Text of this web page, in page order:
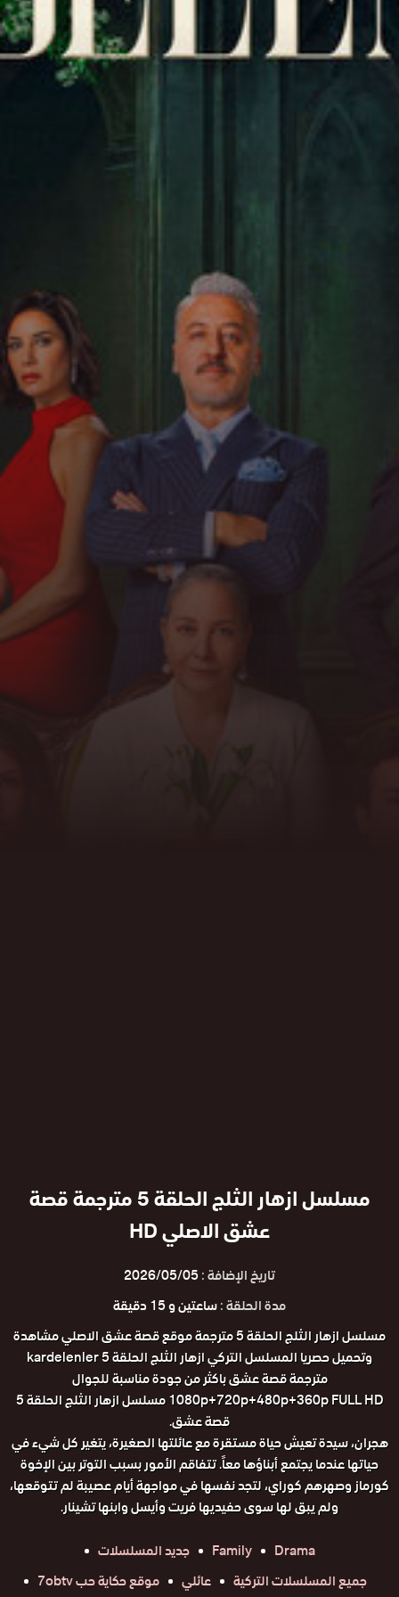
مسلسل ازهار الثلج الحلقة 5 مترجمة قصة
عشق الاصلي HD
تاريخ الإضافة :2026/05/05
مدة الحلقة :ساعتين و 15 دقيقة
مسلسل ازهار الثلج الحلقة 5 مترجمة موقع قصة عشق الاصلي مشاهدة
وتحميل حصريا المسلسل التركي ازهار الثلج الحلقة 5 kardelenler
مترجمة قصة عشق باكثر من جودة مناسبة للجوال
1080p+720p+480p+360p FULL HD مسلسل ازهار الثلج الحلقة 5
قصة عشق.
هجران، سيدة تعيش حياة مستقرة مع عائلتها الصغيرة، يتغير كل شيء في
حياتها عندما يجتمع أبناؤها معاً. تتفاقم الأمور بسبب التوتر بين الإخوة
كورماز وصهرهم كوراي، لتجد نفسها في مواجهة أيام عصيبة لم تتوقعها،
ولم يبق لها سوى حفيديها فريت وأيسل وابنها تشينار.
Drama
Family
جديد المسلسلات
جميع المسلسلات التركية
عائلي موقع حكاية حب 7obtv